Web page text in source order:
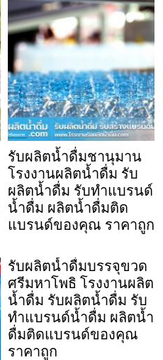
รับผลิตน้ำดื่มชานุมาน
โรงงานผลิตน้ำดื่ม รับ
ผลิตน้ำดื่ม รับทำแบรนด์
น้ำดื่ม ผลิตน้ำดื่มติด
แบรนด์ของคุณ ราคาถูก
รับผลิตน้ำดื่มบรรจุขวด
ศรีมหาโพธิ โรงงานผลิต
น้ำดื่ม รับผลิตน้ำดื่ม รับ
ทำแบรนด์น้ำดื่ม ผลิตน้ำ
ดื่มติดแบรนด์ของคุณ
ราคาถูก